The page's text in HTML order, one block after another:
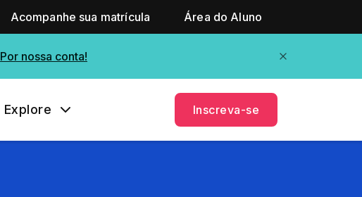
Acompanhe sua matrícula Área do Aluno
Por nossa conta!
Explore Inscreva-se